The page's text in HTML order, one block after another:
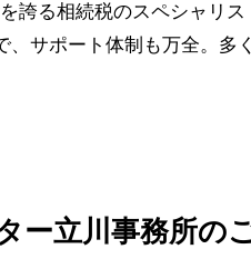
誇る相続税のスペシャリス
サポート体制も万全。多
ー立川事務所の